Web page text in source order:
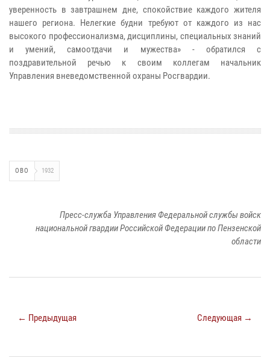
уверенность в завтрашнем дне, спокойствие каждого жителя
нашего региона. Нелегкие будни требуют от каждого из нас
высокого профессионализма, дисциплины, специальных знаний
и умений, самоотдачи и мужества» - обратился с
поздравительной речью к своим коллегам начальник
Управления вневедомственной охраны Росгвардии.
ОВО 1932
Пресс-служба Управления Федеральной службы войск
национальной гвардии Российской Федерации по Пензенской
области
← Предыдущая Следующая →